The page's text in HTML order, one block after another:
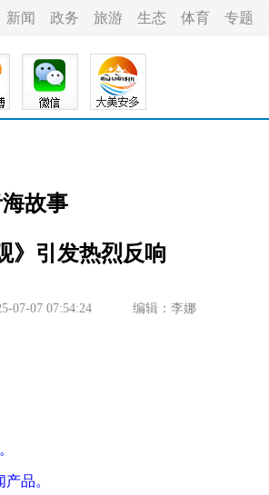
新闻 政务 旅游 生态 体育 专题
故事
引发热烈反响
07-07 07:54:24 编辑：李娜